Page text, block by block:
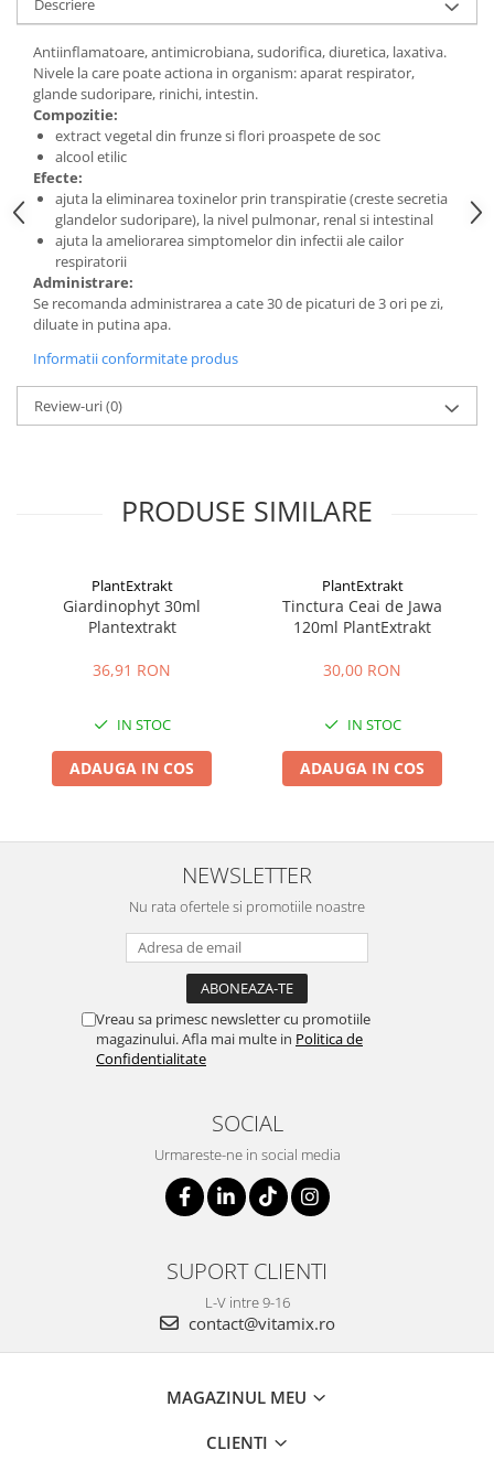
Digestie
Imunitate
Memorie
Somn usor
Produse sanatate sexuala
Produse pentru Ea
Potenta barbati
Produse pentru sportivi
Proteine
Suplimente fitness
Batoane proteice
Pentru antrenament
Mama si copilul
Produse pentru copii
Sarcina si alaptare
Unturi alimentare
Sucuri
Produse instant
Lapte
Paste
Snacksuri
Superalimente
Atelierul de cafea si ceaiuri
Cafea
Ceaiuri simple
Ceaiuri medicinale compuse
Ceaiuri Maté
Cafea verde
Ulei de Cocos
Ulei de cocos de uz alimentar
Descriere
Antiinflamatoare, antimicrobiana, sudorifica, diuretica, laxativa.
Nivele la care poate actiona in organism: aparat respirator,
glande sudoripare, rinichi, intestin.
Compozitie:
extract vegetal din frunze si flori proaspete de soc
alcool etilic
Efecte:
ajuta la eliminarea toxinelor prin transpiratie (creste secretia
glandelor sudoripare), la nivel pulmonar, renal si intestinal
ajuta la ameliorarea simptomelor din infectii ale cailor
respiratorii
Administrare:
Se recomanda administrarea a cate 30 de picaturi de 3 ori pe zi,
diluate in putina apa.
Informatii conformitate produs
Review-uri(0)
PRODUSE SIMILARE
PlantExtrakt
Giardinophyt 30ml
Plantextrakt
36,91 RON
IN STOC
ADAUGA IN COS
PlantExtrakt
Tinctura Ceai de Jawa
120ml PlantExtrakt
30,00 RON
IN STOC
ADAUGA IN COS
NEWSLETTER
Nu rata ofertele si promotiile noastre
Vreau sa primesc newsletter cu promotiile
magazinului. Afla mai multe in Politica de
Confidentialitate
SOCIAL
Urmareste-ne in social media
SUPORT CLIENTI
L-V intre 9-16
contact@vitamix.ro
MAGAZINUL MEU
CLIENTI